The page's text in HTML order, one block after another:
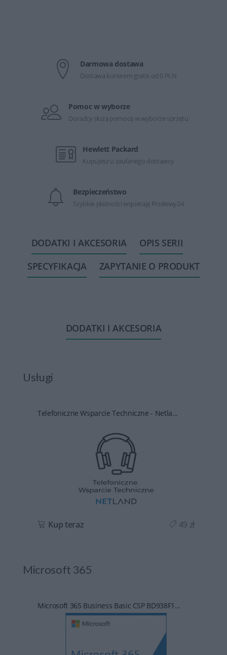
Darmowa dostawa
Dostawa kurierem gratis od 0 PLN
Pomoc w wyborze
Doradcy służą pomocą w wyborze sprzętu
Hewlett Packard
Kupujesz u zaufanego dostawcy
Bezpieczeństwo
Szybkie płatności wspierają Przelewy24
DODATKI I AKCESORIA
OPIS SERII
SPECYFIKACJA
ZAPYTANIE O PRODUKT
DODATKI I AKCESORIA
Usługi
Telefoniczne Wsparcie Techniczne - Netla...
Kup teraz 49 zł
Microsoft 365
Microsoft 365 Business Basic CSP BD938F1...